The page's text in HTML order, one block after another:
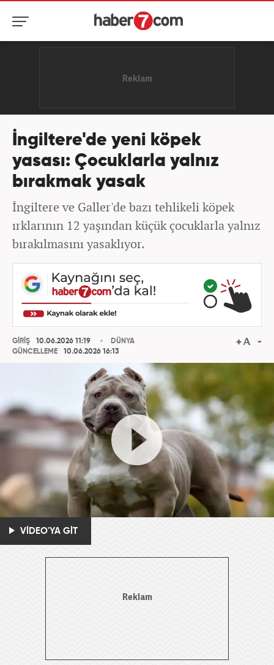
İngiltere'de yeni köpek
yasası: Çocuklarla yalnız
bırakmak yasak
İngiltere ve Galler'de bazı tehlikeli köpek
ırklarının 12 yaşından küçük çocuklarla yalnız
bırakılmasını yasaklıyor.
GİRİŞ
10.06.2026 11:19
GÜNCELLEME
10.06.2026 16:13
DÜNYA
VİDEO'YA GİT